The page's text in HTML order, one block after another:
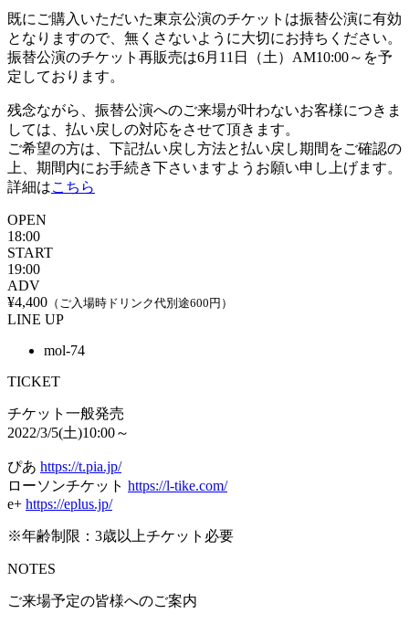
既にご購入いただいた東京公演のチケットは振替公演に有効
となりますので、無くさないように大切にお持ちください。
振替公演のチケット再販売は6月11日（土）AM10:00～を予
定しております。
残念ながら、振替公演へのご来場が叶わないお客様につきま
しては、払い戻しの対応をさせて頂きます。
ご希望の方は、下記払い戻し方法と払い戻し期間をご確認の
上、期間内にお手続き下さいますようお願い申し上げます。
詳細はこちら
OPEN
18:00
START
19:00
ADV
¥4,400 （ご入場時ドリンク代別途600円）
LINE UP
mol-74
TICKET
チケット一般発売
2022/3/5(土)10:00～
ぴあ https://t.pia.jp/
ローソンチケット https://l-tike.com/
e+ https://eplus.jp/
※年齢制限：3歳以上チケット必要
NOTES
ご来場予定の皆様へのご案内